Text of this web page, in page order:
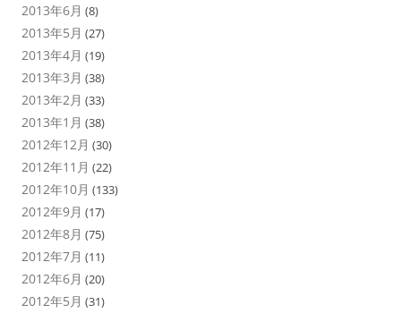
2013年6月 (8)
2013年5月 (27)
2013年4月 (19)
2013年3月 (38)
2013年2月 (33)
2013年1月 (38)
2012年12月 (30)
2012年11月 (22)
2012年10月 (133)
2012年9月 (17)
2012年8月 (75)
2012年7月 (11)
2012年6月 (20)
2012年5月 (31)